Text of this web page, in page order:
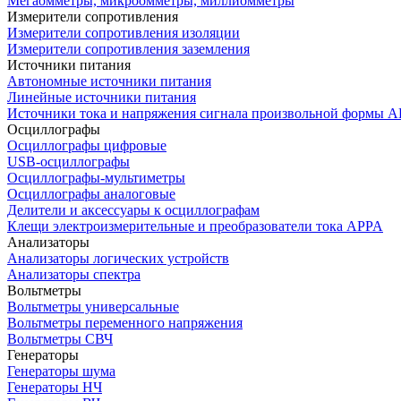
Измерители сопротивления
Измерители сопротивления изоляции
Измерители сопротивления заземления
Источники питания
Автономные источники питания
Линейные источники питания
Источники тока и напряжения сигнала произвольной формы
Осциллографы
Осциллографы цифровые
USB-осциллографы
Осциллографы-мультиметры
Осциллографы аналоговые
Делители и аксессуары к осциллографам
Клещи электроизмерительные и преобразователи тока APPA
Анализаторы
Анализаторы логических устройств
Анализаторы спектра
Вольтметры
Вольтметры универсальные
Вольтметры переменного напряжения
Вольтметры СВЧ
Генераторы
Генераторы шума
Генераторы НЧ